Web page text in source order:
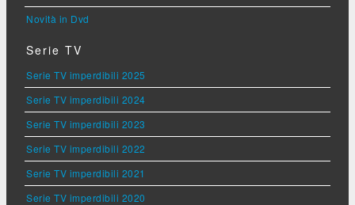
Novità in Dvd
Serie TV
Serie TV imperdibili 2025
Serie TV imperdibili 2024
Serie TV imperdibili 2023
Serie TV imperdibili 2022
Serie TV imperdibili 2021
Serie TV imperdibili 2020